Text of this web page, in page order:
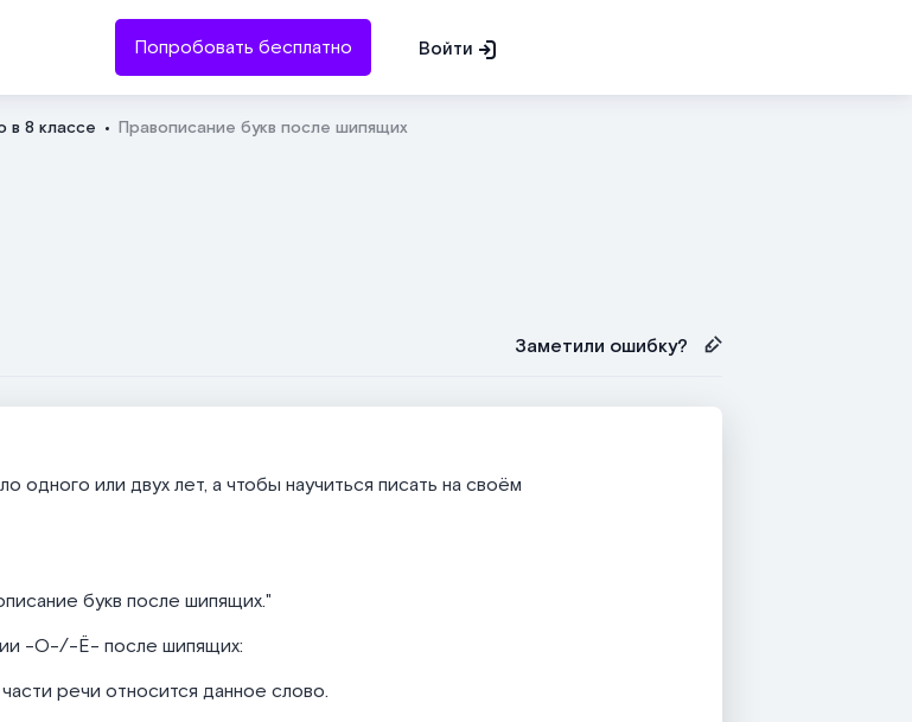
Попробовать бесплатно Войти
в 8 классе Правописание букв после шипящих
Заметили ошибку?
одного или двух лет, а чтобы научиться писать на своём
букв после шипящих."
-О-/-Ё- после шипящих:
речи относится данное слово.